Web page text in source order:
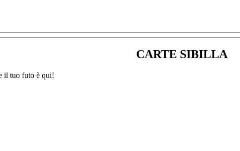
CARTE SIBILLA